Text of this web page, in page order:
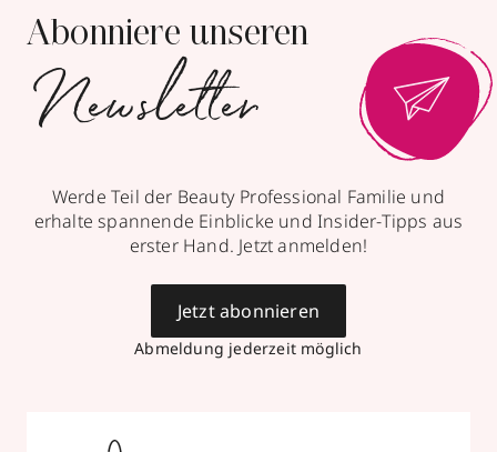
Abonniere unseren
Newsletter
Werde Teil der Beauty Professional Familie und
erhalte spannende Einblicke und Insider-Tipps aus
erster Hand. Jetzt anmelden!
Abmeldung jederzeit möglich
Jetzt abonnieren